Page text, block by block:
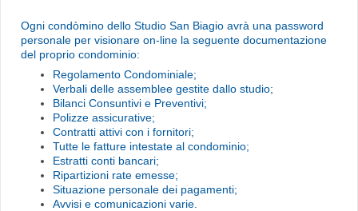
Ogni condòmino dello Studio San Biagio avrà una password
personale per visionare on-line la seguente documentazione
del proprio condominio:
Regolamento Condominiale;
Verbali delle assemblee gestite dallo studio;
Bilanci Consuntivi e Preventivi;
Polizze assicurative;
Contratti attivi con i fornitori;
Tutte le fatture intestate al condominio;
Estratti conti bancari;
Ripartizioni rate emesse;
Situazione personale dei pagamenti;
Avvisi e comunicazioni varie.